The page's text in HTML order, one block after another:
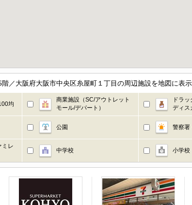
／大阪府大阪市中央区糸屋町１丁目の周辺施設を地図に表示
均
商業施設（SC/アウトレット
モール/デパート）
ドラ
ディス
公園 警察署
ミレ
中学校 小学校